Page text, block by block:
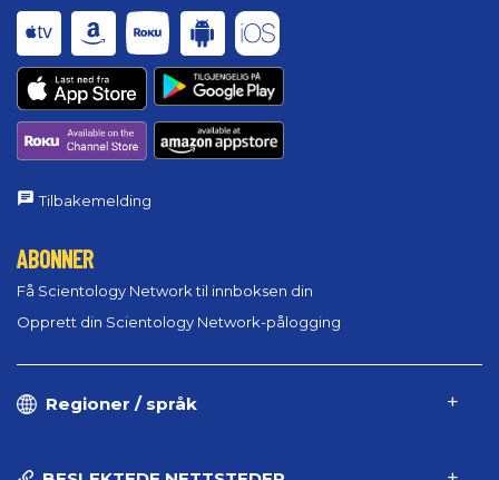
Tilbakemelding
ABONNER
Få Scientology Network til innboksen din
Opprett din Scientology Network-pålogging
Regioner / språk